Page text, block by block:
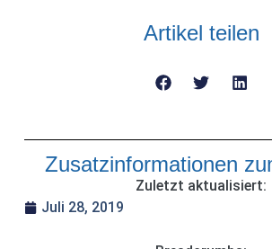
Artikel teilen
Zusatzinformationen
Zuletzt aktualisiert:
Juli 28, 2019